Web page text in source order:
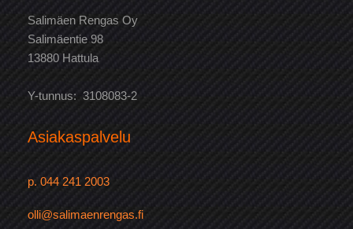
Salimäen Rengas Oy
Salimäentie 98
13880 Hattula
Y-tunnus: 3108083-2
Asiakaspalvelu
p. 044 241 2003
olli@salimaenrengas.fi